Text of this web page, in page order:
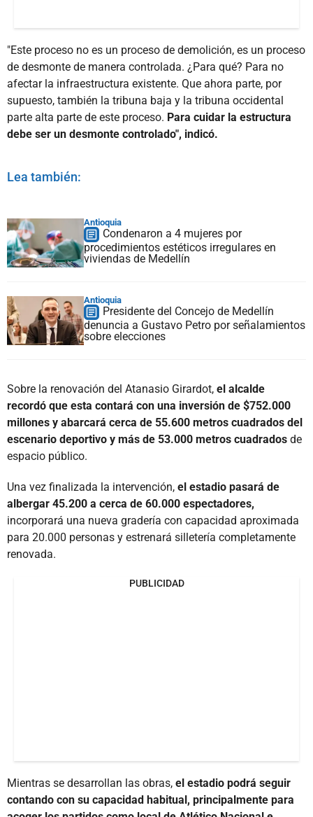
"Este proceso no es un proceso de demolición, es un proceso
de desmonte de manera controlada. ¿Para qué? Para no
afectar la infraestructura existente. Que ahora parte, por
supuesto, también la tribuna baja y la tribuna occidental
parte alta parte de este proceso. Para cuidar la estructura
debe ser un desmonte controlado", indicó.
Lea también:
Antioquia
Condenaron a 4 mujeres por
procedimientos estéticos irregulares en
viviendas de Medellín
Antioquia
Presidente del Concejo de Medellín
denuncia a Gustavo Petro por señalamientos
sobre elecciones
Sobre la renovación del Atanasio Girardot, el alcalde
recordó que esta contará con una inversión de $752.000
millones y abarcará cerca de 55.600 metros cuadrados del
escenario deportivo y más de 53.000 metros cuadrados de
espacio público.
Una vez finalizada la intervención, el estadio pasará de
albergar 45.200 a cerca de 60.000 espectadores,
incorporará una nueva gradería con capacidad aproximada
para 20.000 personas y estrenará silletería completamente
renovada.
PUBLICIDAD
Mientras se desarrollan las obras, el estadio podrá seguir
contando con su capacidad habitual, principalmente para